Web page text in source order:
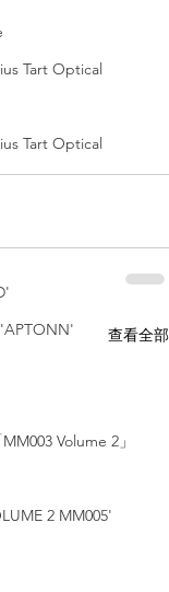
Tart Optical
Tart Optical
Volume 2」
2 MM005'
查看全部